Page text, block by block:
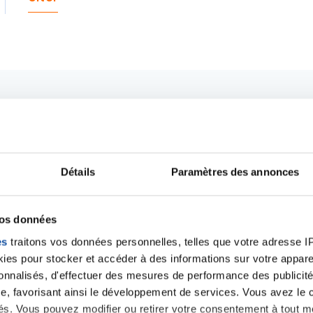
Détails Paramètres des annonces
données
traitons vos données personnelles, telles que votre adresse
pour stocker et accéder à des informations sur votre
d'effectuer des mesures de performance des
favorisant ainsi le développement de services. Vous avez le
Vous pouvez modifier ou retirer votre consentement à tout
un